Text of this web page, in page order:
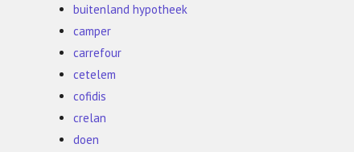
buitenland hypotheek
camper
carrefour
cetelem
cofidis
crelan
doen